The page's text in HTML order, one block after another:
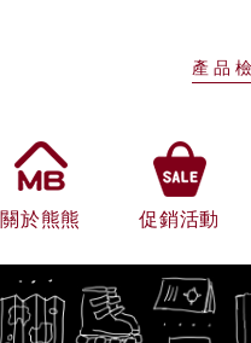
關於熊熊 促銷活動